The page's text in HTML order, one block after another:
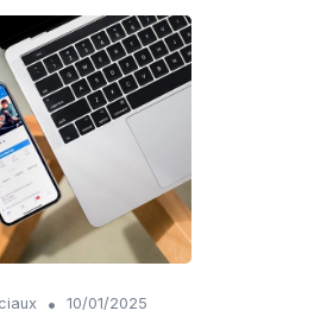
• 10/01/2025